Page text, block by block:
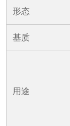
形态
基质
用途